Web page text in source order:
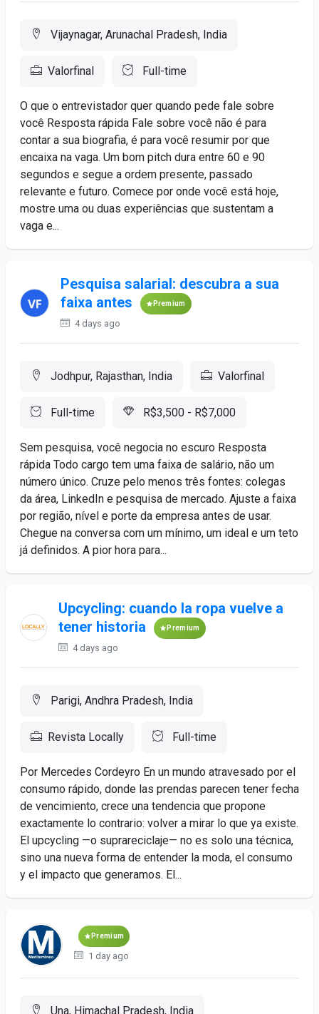
Vijaynagar, Arunachal Pradesh, India
Valorfinal Full-time
O que o entrevistador quer quando pede fale sobre
você Resposta rápida Fale sobre você não é para
contar a sua biografia, é para você resumir por que
encaixa na vaga. Um bom pitch dura entre 60 e 90
segundos e segue a ordem presente, passado
relevante e futuro. Comece por onde você está hoje,
mostre uma ou duas experiências que sustentam a
vaga e...
Pesquisa salarial: descubra a sua
faixa antes
Premium
4 days ago
Jodhpur, Rajasthan, India Valorfinal
Full-time R$3,500 - R$7,000
Sem pesquisa, você negocia no escuro Resposta
rápida Todo cargo tem uma faixa de salário, não um
número único. Cruze pelo menos três fontes: colegas
da área, LinkedIn e pesquisa de mercado. Ajuste a faixa
por região, nível e porte da empresa antes de usar.
Chegue na conversa com um mínimo, um ideal e um teto
já definidos. A pior hora para...
Upcycling: cuando la ropa vuelve a
tener historia
Premium
4 days ago
Parigi, Andhra Pradesh, India
Revista Locally Full-time
Por Mercedes Cordeyro En un mundo atravesado por el
consumo rápido, donde las prendas parecen tener fecha
de vencimiento, crece una tendencia que propone
exactamente lo contrario: volver a mirar lo que ya existe.
El upcycling —o suprareciclaje— no es solo una técnica,
sino una nueva forma de entender la moda, el consumo
y el impacto que generamos. El...
Premium
1 day ago
Una, Himachal Pradesh, India